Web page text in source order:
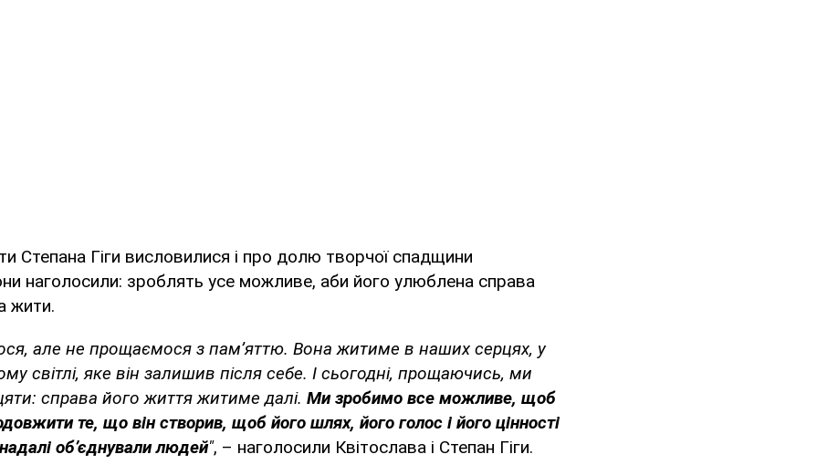
Степана Гіги висловилися і про долю творчої спадщини
наголосили: зроблять усе можливе, аби його улюблена справа
жити.
але не прощаємося з пам’яттю. Вона житиме в наших серцях, у
світлі, яке він залишив після себе. І сьогодні, прощаючись, ми
справа його життя житиме далі. Ми зробимо все можливе, щоб
те, що він створив, щоб його шлях, його голос і його цінності
об’єднували людей", – наголосили Квітослава і Степан Гіги.